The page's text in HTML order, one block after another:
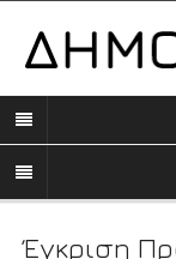
Έγκριση